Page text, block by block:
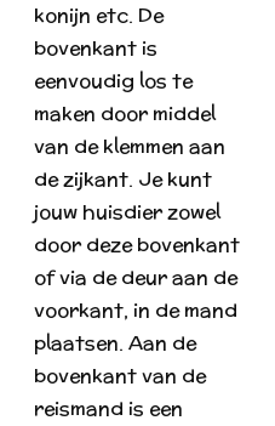
konijn etc. De
bovenkant is
eenvoudig los te
maken door middel
van de klemmen aan
de zijkant. Je kunt
jouw huisdier zowel
door deze bovenkant
of via de deur aan de
voorkant, in de mand
plaatsen. Aan de
bovenkant van de
reismand is een